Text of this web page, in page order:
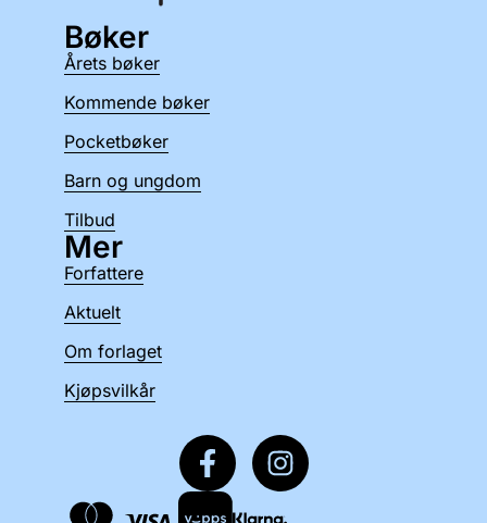
Bøker
Årets bøker
Kommende bøker
Pocketbøker
Barn og ungdom
Tilbud
Mer
Forfattere
Aktuelt
Om forlaget
Kjøpsvilkår